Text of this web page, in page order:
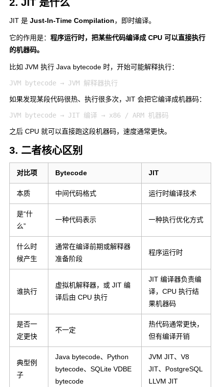
JIT 是 Just-In-Time Compilation，即时编译。
它的作用是： 程序运行时，把某些代码编译成 CPU 可以直接执行
的机器码。
比如 JVM 执行 Java bytecode 时，开始可能解释执行：
如果发现某段代码很热、执行很多次，JIT 会把它编译成机器码：
之后 CPU 就可以直接跑这段机器码，速度通常更快。
3. 二者核心区别
对比项 Bytecode JIT
本质 中间代码格式 运行时编译技术
是“什
么”
一种代码表示 一种执行优化方式
什么时
候产生
通常在编译前期或解释器
准备阶段
程序运行时
谁执行
虚拟机解释器，或 JIT 编
译后由 CPU 执行
JIT 编译器负责编
译，CPU 执行结
果机器码
是否一
定更快
不一定
热代码通常更快，
但有编译开销
典型例
子
Java bytecode、Python
bytecode、SQLite VDBE
bytecode
JVM JIT、V8
JIT、PostgreSQL
LLVM JIT